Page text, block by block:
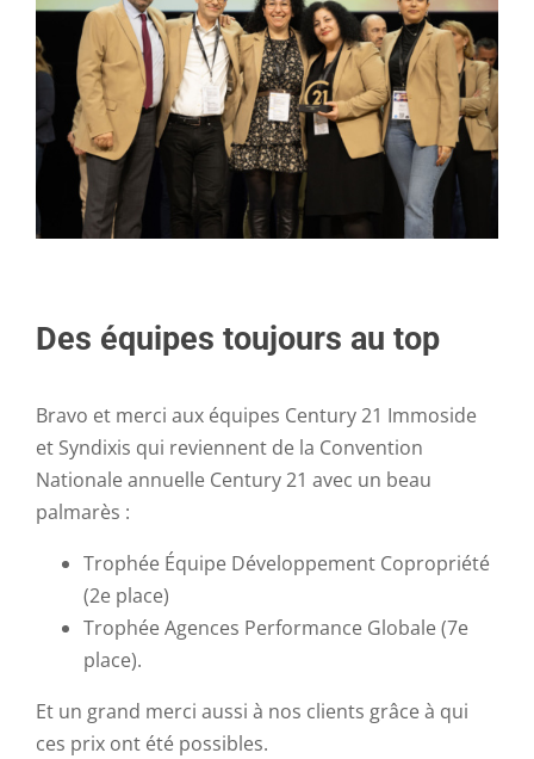
Des équipes toujours au top
Bravo et merci aux équipes Century 21 Immoside
et Syndixis qui reviennent de la Convention
Nationale annuelle Century 21 avec un beau
palmarès :
Trophée Équipe Développement Copropriété
(2e place)
Trophée Agences Performance Globale (7e
place).
Et un grand merci aussi à nos clients grâce à qui
ces prix ont été possibles.